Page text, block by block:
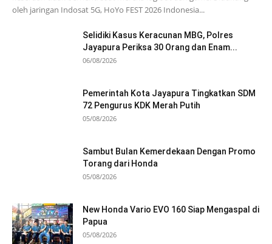
oleh jaringan Indosat 5G, HoYo FEST 2026 Indonesia...
Selidiki Kasus Keracunan MBG, Polres
Jayapura Periksa 30 Orang dan Enam...
06/08/2026
Pemerintah Kota Jayapura Tingkatkan SDM
72 Pengurus KDK Merah Putih
05/08/2026
Sambut Bulan Kemerdekaan Dengan Promo
Torang dari Honda
05/08/2026
New Honda Vario EVO 160 Siap Mengaspal di
Papua
05/08/2026